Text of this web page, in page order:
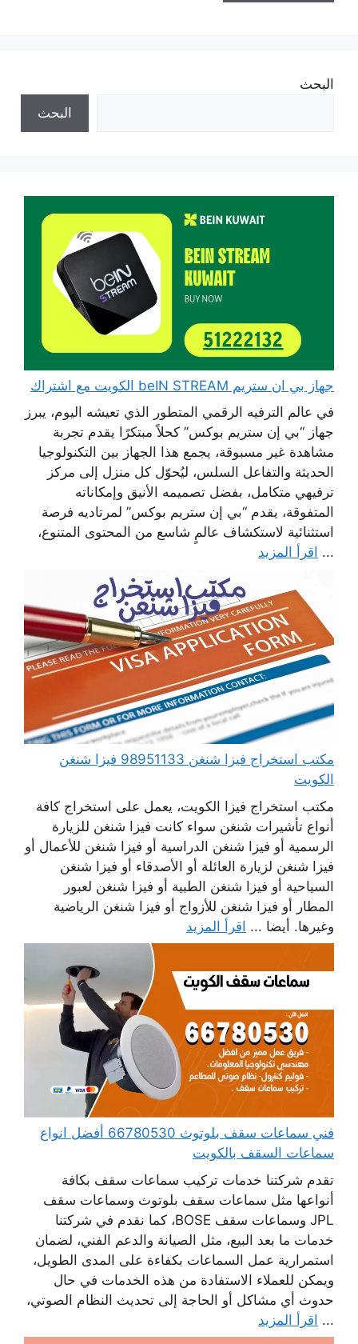
البحث
البحث
جهاز بي ان ستريم beIN STREAM الكويت مع اشتراك
في عالم الترفيه الرقمي المتطور الذي تعيشه اليوم، يبرز
جهاز “بي إن ستريم بوكس” كحلاً مبتكرًا يقدم تجربة
مشاهدة غير مسبوقة، يجمع هذا الجهاز بين التكنولوجيا
الحديثة والتفاعل السلس، ليُحوّل كل منزل إلى مركز
ترفيهي متكامل، بفضل تصميمه الأنيق وإمكاناته
المتفوقة، يقدم “بي إن ستريم بوكس” لمرتاديه فرصة
استثنائية لاستكشاف عالمٍ شاسع من المحتوى المتنوع،
... اقرأ المزيد
مكتب استخراج فيزا شنغن 98951133 فيزا شنغن
الكويت
مكتب استخراج فيزا الكويت، يعمل على استخراج كافة
أنواع تأشيرات شنغن سواء كانت فيزا شنغن للزيارة
الرسمية أو فيزا شنغن الدراسية أو فيزا شنغن للأعمال أو
فيزا شنغن لزيارة العائلة أو الأصدقاء أو فيزا شنغن
السياحية أو فيزا شنغن الطبية أو فيزا شنغن لعبور
المطار أو فيزا شنغن للأزواج أو فيزا شنغن الرياضية
وغيرها. أيضا ... اقرأ المزيد
فني سماعات سقف بلوتوث 66780530 أفضل انواع
سماعات السقف بالكويت
تقدم شركتنا خدمات تركيب سماعات سقف بكافة
أنواعها مثل سماعات سقف بلوتوث وسماعات سقف
JPL وسماعات سقف BOSE، كما نقدم في شركتنا
خدمات ما بعد البيع، مثل الصيانة والدعم الفني، لضمان
استمرارية عمل السماعات بكفاءة على المدى الطويل،
ويمكن للعملاء الاستفادة من هذه الخدمات في حال
حدوث أي مشاكل أو الحاجة إلى تحديث النظام الصوتي،
... اقرأ المزيد